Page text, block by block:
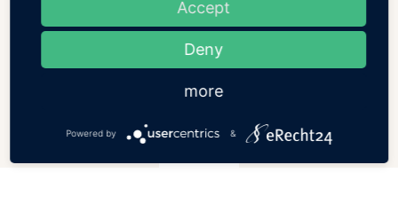
Accept
Deny
more
Powered by &